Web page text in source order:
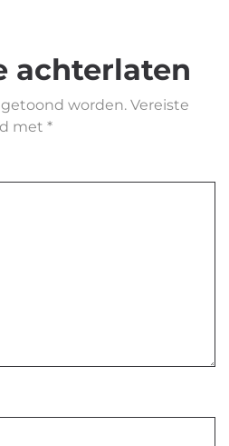
achterlaten
worden. Vereiste
met *